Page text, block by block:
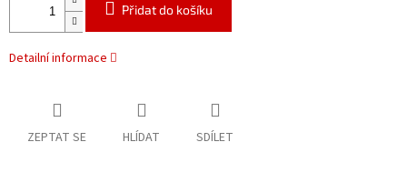
Přidat do košíku
Detailní informace
ZEPTAT SE HLÍDAT SDÍLET